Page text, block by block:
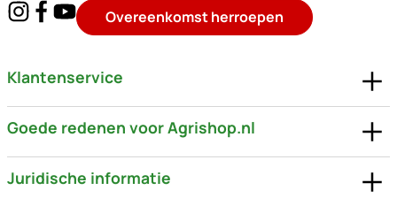
Overeenkomst herroepen
Klantenservice
Goede redenen voor Agrishop.nl
Juridische informatie